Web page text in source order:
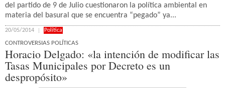
del partido de 9 de Julio cuestionaron la política ambiental en
materia del basural que se encuentra “pegado” ya...
20/05/2014 Política
CONTROVERSIAS POLÍTICAS
Horacio Delgado: «la intención de modificar las
Tasas Municipales por Decreto es un
despropósito»